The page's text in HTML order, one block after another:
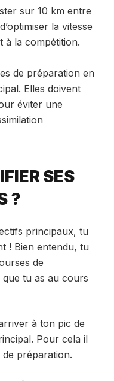
sur 10 km entre
la vitesse
à la compétition.
de préparation en
Elles doivent
éviter une
SES
?
principaux, tu
! Bien entendu, tu
de
tu as au cours
à ton pic de
Pour cela il
préparation.